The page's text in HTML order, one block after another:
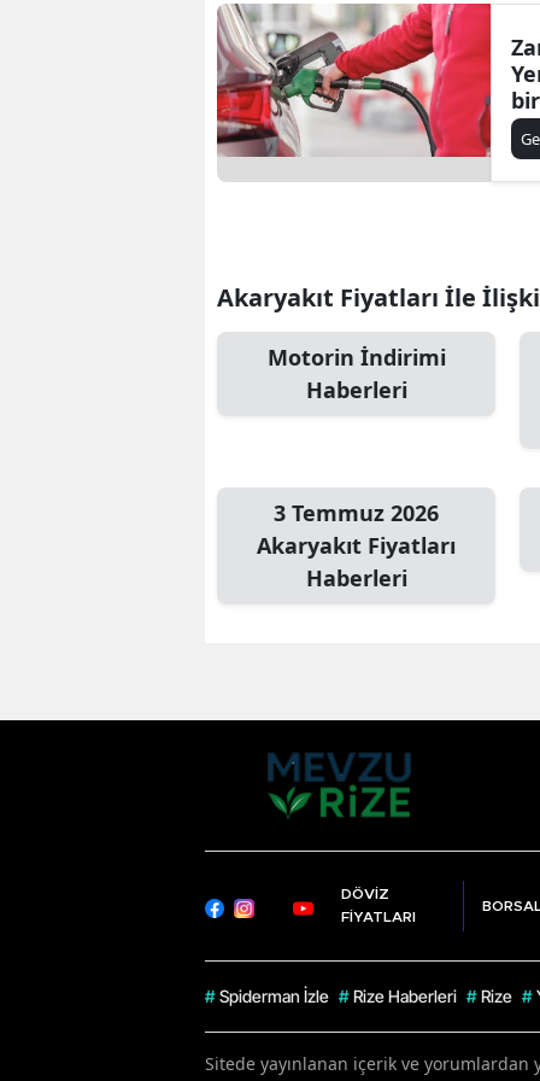
Akaryakıt Fiyatları İle
Motorin İndirimi
Haberleri
3 Temmuz 2026
Akaryakıt Fiyatları
Haberleri
DÖVİZ
FİYATLARI
# Spiderman İzle # Rize Haberleri # Rize #
Sitede yayınlanan içerik ve